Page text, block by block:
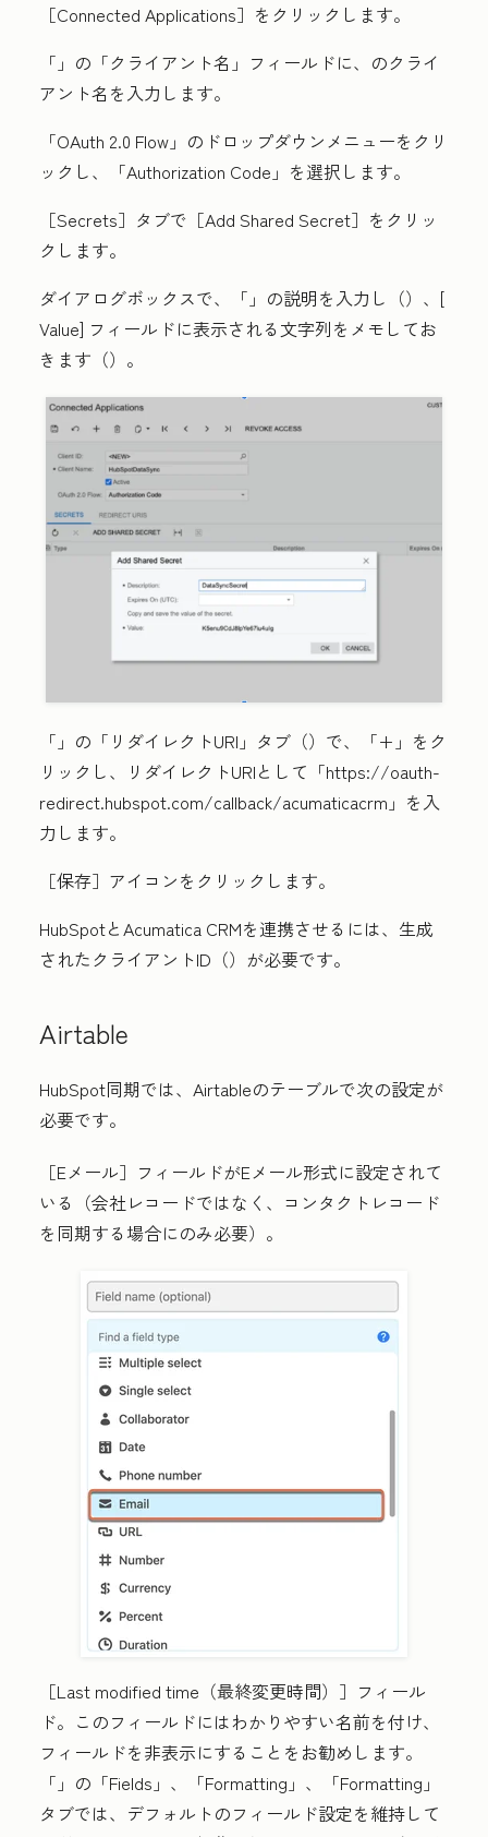
［Connected Applications］ をクリックします。
「 」の「クライアント名」 フィールドに、 のクライ
アント名 を入力します。
「OAuth 2.0 Flow 」のドロップダウンメニューをクリ
ックし、「Authorization Code 」を選択します。
［Secrets］ タブで［Add Shared Secret］ をクリッ
クします。
ダイアログボックスで、「 」の説明を入力し（）、[
Value] フィールドに表示される文字列をメモしてお
きます（）。
「 」の「リダイレクトURI」タブ（）で、「+ 」をク
リックし、リダイレクトURIとして「https://oauth-
redirect.hubspot.com/callback/acumaticacrm 」を入
力します。
［保存］ アイコンをクリックします。
HubSpotとAcumatica CRMを連携させるには、生成
されたクライアントID（）が必要です。
Airtable
HubSpot同期では、Airtableのテーブルで次の設定が
必要です。
［Eメール］ フィールドがEメール形式に設定されて
いる（会社レコードではなく、コンタクトレコード
を同期する場合にのみ必要）。
［Last modified time（最終変更時間）］ フィール
ド。このフィールドにはわかりやすい名前を付け、
フィールドを非表示にすることをお勧めします。
「 」の「Fields」 、「Formatting」 、「Formatting」
タブでは、デフォルトのフィールド設定を維持して